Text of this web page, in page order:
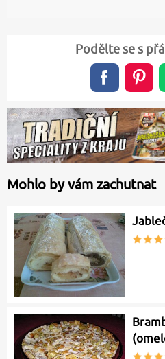
Podělte se s
Mohlo by vám zachutnat